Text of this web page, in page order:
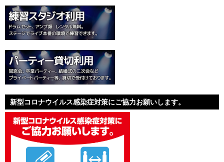
新型コロナウイルス感染症対策にご協力お願いします。